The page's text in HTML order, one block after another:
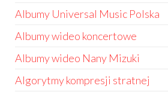
Albumy Universal Music Polska
Albumy wideo koncertowe
Albumy wideo Nany Mizuki
Algorytmy kompresji stratnej